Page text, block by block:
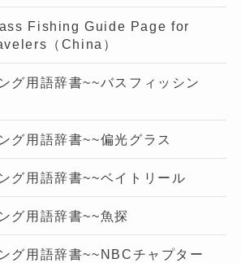
Fishing Guide Page for
（China）
グ用語辞書~~バスフィッシン
グ用語辞書~~偏光グラス
グ用語辞書~~ベイトリール
グ用語辞書~~魚探
グ用語辞書~~NBCチャプター